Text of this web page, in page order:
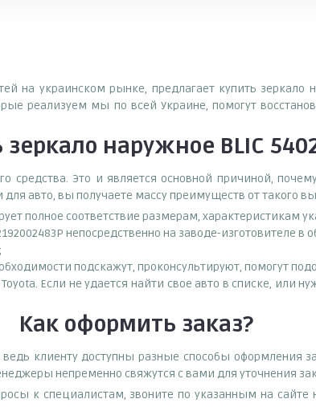
на украинском рынке, предлагает купить зеркало
реализуем мы по всей Украине, помогут
зеркало наружное BLIC
средства. Это и является основной причиной,
авто, вы получаете массу преимуществ от такого
полное соответствие размерам, характеристикам
непосредственно на заводе-изготовителе в
подскажут, проконсультируют, помогут
Если не удается найти свое авто в списке,
Как оформить заказ?
клиенту доступны разные способы оформления
непременно свяжутся с вами для уточнения
к специалистам, звоните по указанным на